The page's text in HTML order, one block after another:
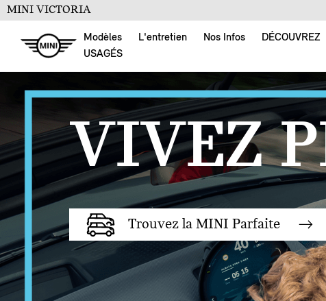
MINI VICTORIA
Modèles L'entretien Nos Infos DÉCOUVREZ
USAGÉS
VIVEZ
Trouvez la MINI Parfaite